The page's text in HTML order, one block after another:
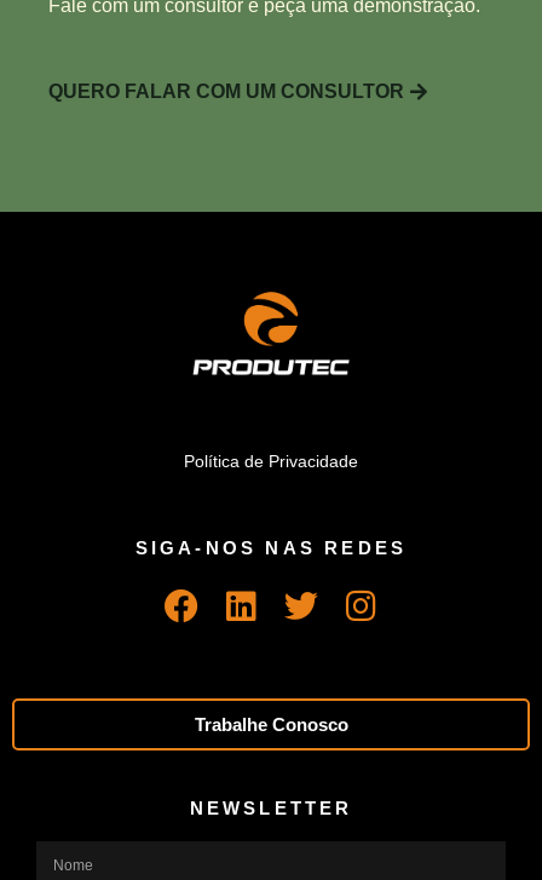
Fale com um consultor e peça uma demonstração.
QUERO FALAR COM UM CONSULTOR
Política de Privacidade
SIGA-NOS NAS REDES
Trabalhe Conosco
NEWSLETTER